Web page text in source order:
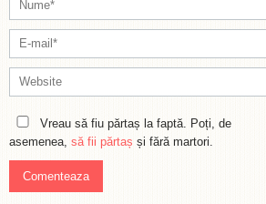
Vreau să fiu părtaș la faptă. Poți, de
asemenea, să fii părtaș și fără martori.